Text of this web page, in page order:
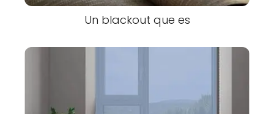
Un blackout que es